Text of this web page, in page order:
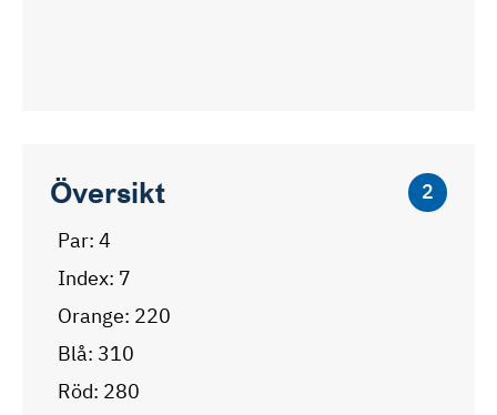
Översikt
2
Par: 4
Index: 7
Orange: 220
Blå: 310
Röd: 280